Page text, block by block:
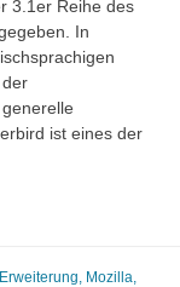
3.1er Reihe des
In
ist eines der
Erweiterung, Mozilla,